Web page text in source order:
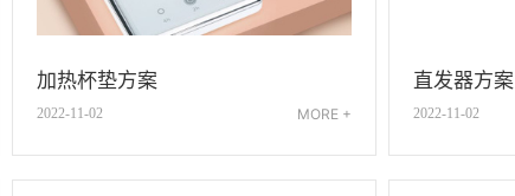
加热杯垫方案
2022-11-02 MORE +
直发器方案
2022-11-02